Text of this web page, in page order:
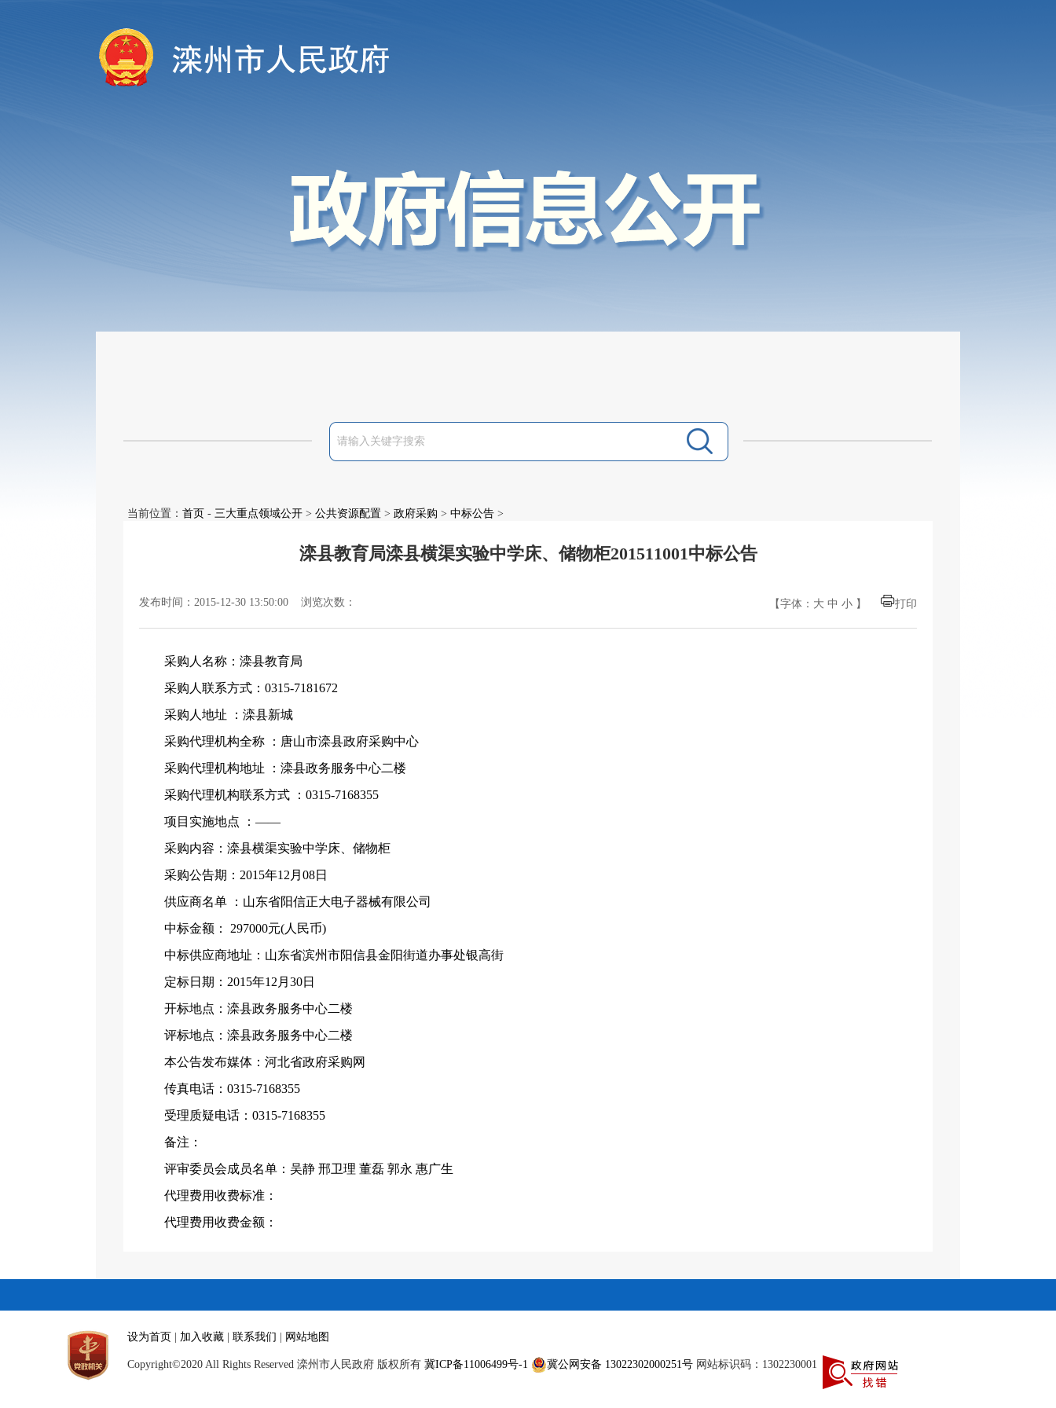
当前位置： 首页 - 三大重点领域公开 > 公共资源配置 > 政府采购 > 中标公告 >
滦县教育局滦县横渠实验中学床、储物柜201511001中标公告
发布时间：2015-12-30 13:50:00 浏览次数： 【字体： 大 中 小 】 打印
采购人名称：滦县教育局
采购人联系方式： 0315-7181672
采购人地址
：滦县新城
采购代理机构全称
：唐山市滦县政府采购中心
采购代理机构地址
：滦县政务服务中心二楼
采购代理机构联系方式
： 0315-7168355
项目实施地点
： ——
采购内容：滦县横渠实验中学床、储物柜
采购公告期： 2015年12月08日
供应商名单
：山东省阳信正大电子器械有限公司
中标金额：
297000元(人民币)
中标供应商地址：山东省滨州市阳信县金阳街道办事处银高街
定标日期： 2015年12月30日
开标地点：滦县政务服务中心二楼
评标地点：滦县政务服务中心二楼
本公告发布媒体：河北省政府采购网
传真电话： 0315-7168355
受理质疑电话： 0315-7168355
备注：
评审委员会成员名单：吴静 邢卫理 董磊 郭永 惠广生
代理费用收费标准：
代理费用收费金额：
设为首页 加入收藏 联系我们 网站地图
Copyright©2020 All Rights Reserved 滦州市人民政府 版权所有 冀ICP备11006499号-1 冀公网安备 13022302000251号 网站标识码：1302230001